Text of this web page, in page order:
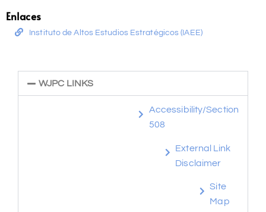
Enlaces
Instituto de Altos Estudios Estratégicos (IAEE)
WJPC LINKS
Accessibility/Section
508
External Link
Disclaimer
Site
Map